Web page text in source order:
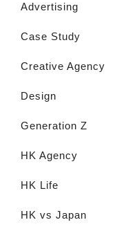
Advertising
Case Study
Creative Agency
Design
Generation Z
HK Agency
HK Life
HK vs Japan